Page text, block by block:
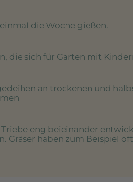
die Woche gießen.
die sich für Gärten mit
an trockenen und
Triebe eng beieinander
Gräser haben zum Beispiel